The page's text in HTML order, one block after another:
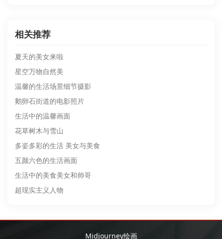
相关推荐
夏天的美女来啦
星空万物自然美
温馨的生活场景细节摄影
鹅卵石街道的电影照片
生活中的温馨画面
花草树木与雪山
多姿多彩的生活 美女与美食
五颜六色的生活画面
生活中的美食美女和帅哥
超现实主义人物
Midjourney绘画